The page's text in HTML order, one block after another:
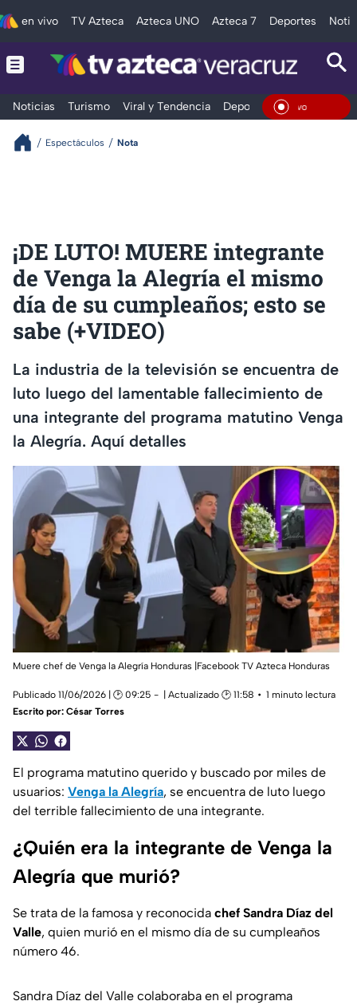
en vivo TV Azteca Azteca UNO Azteca 7 Deportes
Noticias Turismo Viral y Tendencia Deportes Espectáculos
En
Espectáculos Nota
¡DE LUTO! MUERE integrante
de Venga la Alegría el mismo
día de su cumpleaños; esto se
sabe (+VIDEO)
La industria de la televisión se encuentra de
luto luego del lamentable fallecimiento de
una integrante del programa matutino Venga
la Alegría. Aquí detalles
Muere chef de Venga la Alegría Honduras |Facebook TV Azteca Honduras
Publicado 11/06/2026 | 🕑 09:25 | Actualizado 🕑 11:58
1 minuto lectura
Escrito por: César Torres
El programa matutino querido y buscado por miles de
usuarios: Venga la Alegría, se encuentra de luto luego
del terrible fallecimiento de una integrante.
¿Quién era la integrante de Venga la
Alegría que murió?
Se trata de la famosa y reconocida chef Sandra Díaz del
Valle, quien murió en el mismo día de su cumpleaños
número 46.
Sandra Díaz del Valle colaboraba en el programa